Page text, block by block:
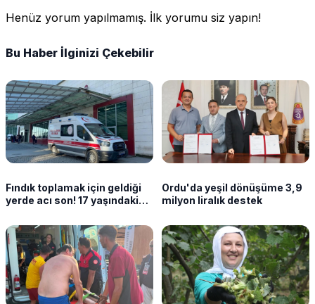
Henüz yorum yapılmamış. İlk yorumu siz yapın!
Bu Haber İlginizi Çekebilir
Fındık toplamak için geldiği
yerde acı son! 17 yaşındaki
bakımda
Ordu'da yeşil dönüşüme 3,9
milyon liralık destek